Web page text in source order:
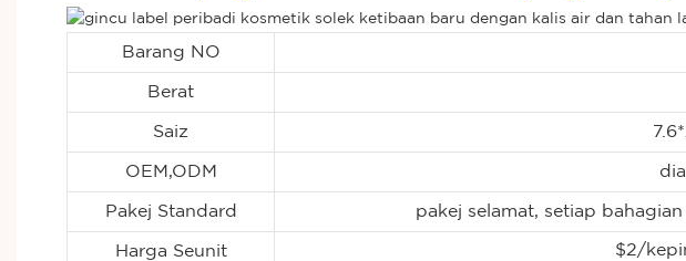
Barang NO
Berat
Saiz
OEM,ODM
Pakej Standard pakej selamat, setiap
Harga Seunit $2/